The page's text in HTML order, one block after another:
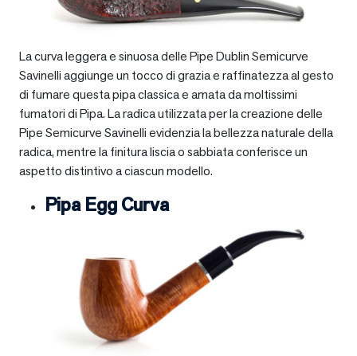
La curva leggera e sinuosa delle Pipe Dublin Semicurve
Savinelli aggiunge un tocco di grazia e raffinatezza al gesto
di fumare questa pipa classica e amata da moltissimi
fumatori di Pipa. La radica utilizzata per la creazione delle
Pipe Semicurve Savinelli evidenzia la bellezza naturale della
radica, mentre la finitura liscia o sabbiata conferisce un
aspetto distintivo a ciascun modello.
Pipa Egg Curva